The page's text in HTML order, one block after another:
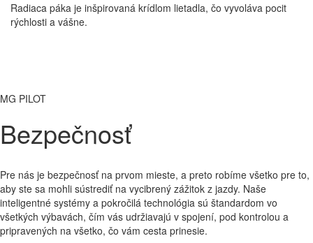
Radiaca páka je inšpirovaná krídlom lietadla, čo vyvoláva pocit
rýchlosti a vášne.
MG PILOT
Bezpečnosť
Pre nás je bezpečnosť na prvom mieste, a preto robíme všetko pre to,
aby ste sa mohli sústrediť na vycibrený zážitok z jazdy. Naše
inteligentné systémy a pokročilá technológia sú štandardom vo
všetkých výbavách, čím vás udržiavajú v spojení, pod kontrolou a
pripravených na všetko, čo vám cesta prinesie.